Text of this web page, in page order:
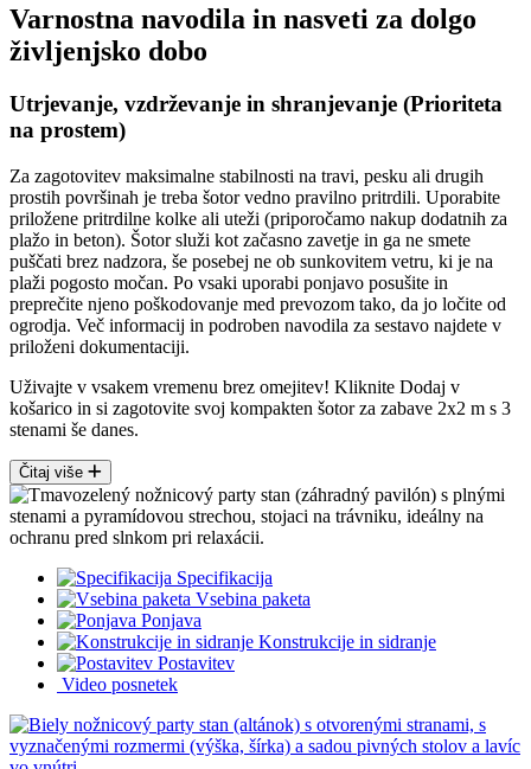
Varnostna navodila in nasveti za dolgo
življenjsko dobo
Utrjevanje, vzdrževanje in shranjevanje (Prioriteta
na prostem)
Za zagotovitev maksimalne stabilnosti na travi, pesku ali drugih
prostih površinah je treba šotor vedno pravilno pritrdili. Uporabite
priložene pritrdilne kolke ali uteži (priporočamo nakup dodatnih za
plažo in beton). Šotor služi kot začasno zavetje in ga ne smete
puščati brez nadzora, še posebej ne ob sunkovitem vetru, ki je na
plaži pogosto močan. Po vsaki uporabi ponjavo posušite in
preprečite njeno poškodovanje med prevozom tako, da jo ločite od
ogrodja. Več informacij in podroben navodila za sestavo najdete v
priloženi dokumentaciji.
Uživajte v vsakem vremenu brez omejitev! Kliknite Dodaj v
košarico in si zagotovite svoj kompakten šotor za zabave 2x2 m s 3
stenami še danes.
Čitaj više
Specifikacija
Vsebina paketa
Ponjava
Konstrukcije in sidranje
Postavitev
Video posnetek